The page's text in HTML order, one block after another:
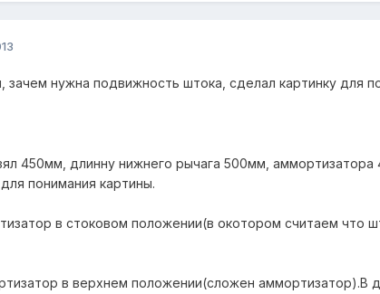
зачем нужна подвижность штока, сделал картинку для
450мм, длинну нижнего рычага 500мм,
понимания картины.
в стоковом положении(в окотором считаем что
в верхнем положении(сложен аммортизатор).В